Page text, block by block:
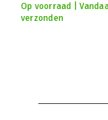
Op voorraad |
verzonden